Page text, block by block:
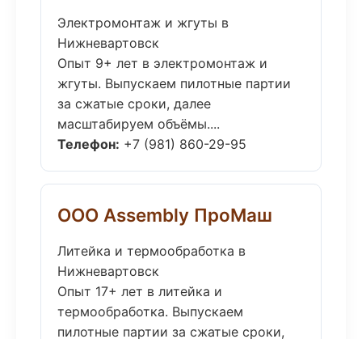
Электромонтаж и жгуты в
Нижневартовск
Опыт 9+ лет в электромонтаж и
жгуты. Выпускаем пилотные партии
за сжатые сроки, далее
масштабируем объёмы....
Телефон: +7 (981) 860-29-95
ООО Assembly ПроМаш
Литейка и термообработка в
Нижневартовск
Опыт 17+ лет в литейка и
термообработка. Выпускаем
пилотные партии за сжатые сроки,